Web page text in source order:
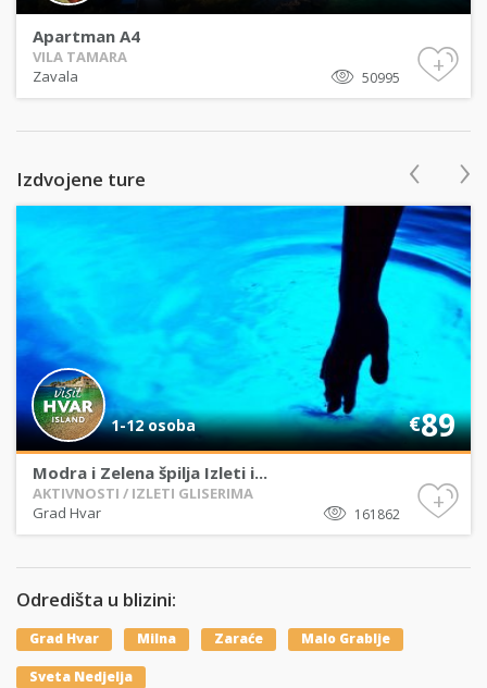
Apartman A4
VILA TAMARA
50995
Zavala +
Izdvojene ture
1-12 osoba €89
Modra i Zelena špilja Izleti i...
AKTIVNOSTI / IZLETI GLISERIMA
161862
Grad Hvar +
‹ ›
Odredišta u blizini:
Grad Hvar Milna Zaraće Malo Grablje
Sveta Nedjelja